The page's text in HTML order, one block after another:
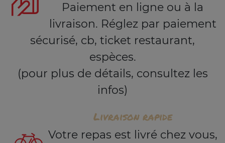
Paiement en ligne ou à la
livraison. Réglez par paiement
sécurisé, cb, ticket restaurant,
espèces.
(pour plus de détails, consultez les
infos)
Livraison rapide
Votre repas est livré chez vous,